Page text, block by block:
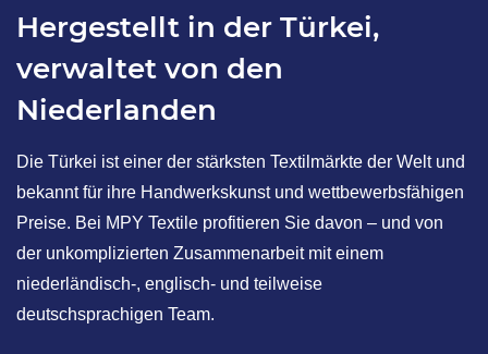
Hergestellt in der Türkei,
verwaltet von den
Niederlanden
Die Türkei ist einer der stärksten Textilmärkte der Welt und
bekannt für ihre Handwerkskunst und wettbewerbsfähigen
Preise. Bei MPY Textile profitieren Sie davon – und von
der unkomplizierten Zusammenarbeit mit einem
niederländisch-, englisch- und teilweise
deutschsprachigen Team.